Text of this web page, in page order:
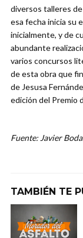
diversos talleres
esa fecha inicia su
inicialmente, y de
abundante
varios concursos
de esta obra que
de Jesusa
edición del Premio
Fuente: Javier
TAMBIÉN TE